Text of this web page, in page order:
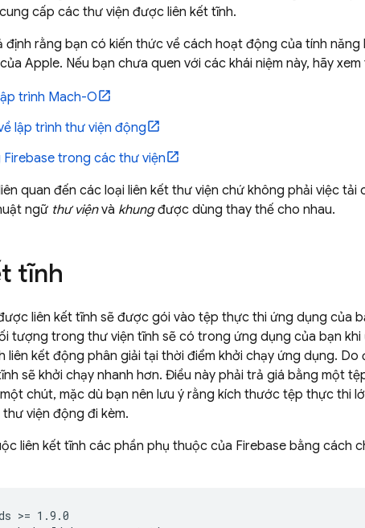
cấp các thư viện được liên kết tĩnh.
định rằng bạn có kiến thức về cách hoạt động của tính
Apple. Nếu bạn chưa quen với các khái niệm này, hãy xem
trình Mach-O
lập trình thư viện động
Firebase trong các thư viện
quan đến các loại liên kết thư viện chứ không phải việc
ngữ thư việnvà khungđược dùng thay thế cho nhau.
tĩnh
liên kết tĩnh sẽ được gói vào tệp thực thi ứng dụng của
tượng trong thư viện tĩnh sẽ có trong ứng dụng của bạn khi
liên kết động phân giải tại thời điểm khởi chạy ứng dụng.
sẽ khởi chạy nhanh hơn. Điều này phải trả giá bằng một
chút, mặc dù bạn nên lưu ý rằng kích thước tệp thực thi
viện động đi kèm.
liên kết tĩnh các phần phụ thuộc của Firebase bằng cách
>= 1.9.0